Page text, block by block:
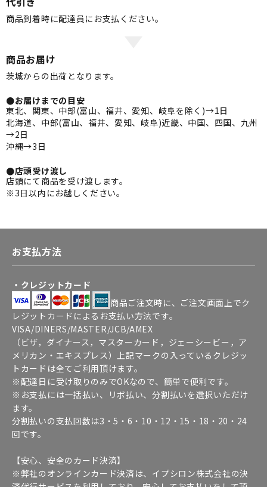
商品到着時に配達員にお支払ください。
商品お届け
茨城からの出荷となります。
●お届けまでの目安
東北、関東、中部(富山、福井、愛知、岐阜を除く)→1日
北海道、中部(富山、福井、愛知、岐阜)近畿、中国、四国、九州
→2日
沖縄→3日
●店頭受け渡し
店頭にて商品を受け渡します。
※3日以内にお越しください。
お支払方法
・クレジットカード
商品ご注文時に、ご注文画面上でク
レジットカードによるお支払い方法です。
VISA/DINERS/MASTER/JCB/AMEX
（ビザ，ダイナース，マスターカード，ジェーシービー，ア
メリカン・エキスプレス）上記マークの入っているクレジッ
トカードは全てご利用頂けます。
※配達日に受け取りのみでOKなので、簡単で便利です。
※お支払には一括払い、リボ払い、分割払いを選択いただけ
ます。
分割払いの支払回数は3・5・6・10・12・15・18・20・24
回です。
【安心、安全のカード決済】
※弊社のオンラインカード決済は、イプシロン株式会社の決